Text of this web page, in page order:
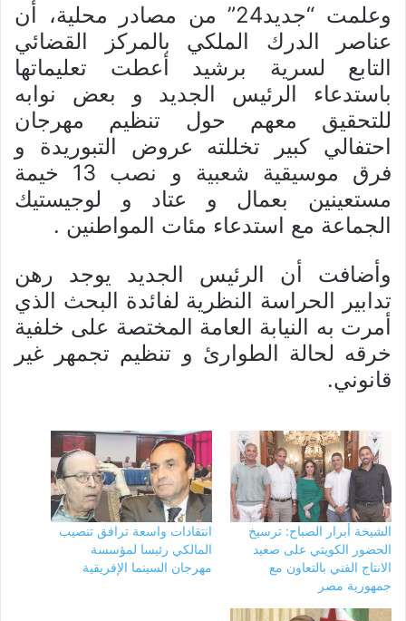
وعلمت “جديد24” من مصادر محلية، أن
عناصر الدرك الملكي بالمركز القضائي
التابع لسرية برشيد أعطت تعليماتها
باستدعاء الرئيس الجديد و بعض نوابه
للتحقيق معهم حول تنظيم مهرجان
احتفالي كبير تخللته عروض التبوريدة و
فرق موسيقية شعبية و نصب 13 خيمة
مستعينين بعمال و عتاد و لوجيستيك
الجماعة مع استدعاء مئات المواطنين .
وأضافت أن الرئيس الجديد يوجد رهن
تدابير الحراسة النظرية لفائدة البحث الذي
أمرت به النيابة العامة المختصة على خلفية
خرقه لحالة الطوارئ و تنظيم تجمهر غير
قانوني.
الشيخة أبرار الصباح: ترسيخ
الحضور الكويتي على صعيد
الانتاج الفني بالتعاون مع
جمهورية مصر
انتقادات واسعة ترافق تنصيب
المالكي رئيسا لمؤسسة
مهرجان السينما الإفريقية